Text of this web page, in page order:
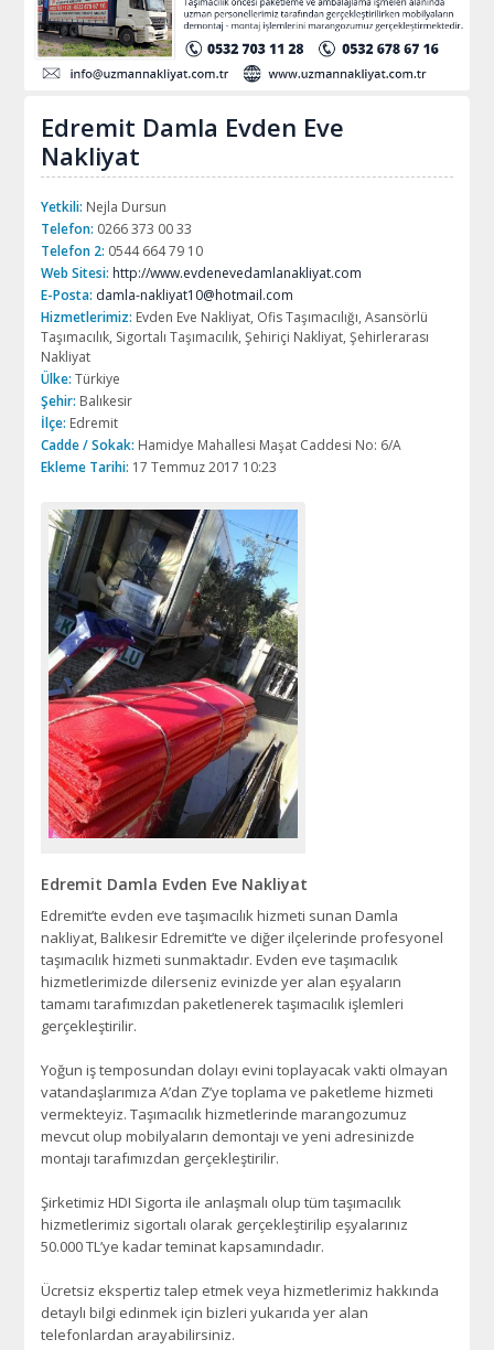
Edremit Damla Evden Eve
Nakliyat
Yetkili: Nejla Dursun
Telefon: 0266 373 00 33
Telefon 2: 0544 664 79 10
Web Sitesi: http://www.evdenevedamlanakliyat.com
E-Posta: damla-nakliyat10@hotmail.com
Hizmetlerimiz: Evden Eve Nakliyat, Ofis Taşımacılığı, Asansörlü
Taşımacılık, Sigortalı Taşımacılık, Şehiriçi Nakliyat, Şehirlerarası
Nakliyat
Ülke: Türkiye
Şehir: Balıkesir
İlçe: Edremit
Cadde / Sokak: Hamidye Mahallesi Maşat Caddesi No: 6/A
Ekleme Tarihi: 17 Temmuz 2017 10:23
Edremit Damla Evden Eve Nakliyat
Edremit’te evden eve taşımacılık hizmeti sunan Damla
nakliyat, Balıkesir Edremit’te ve diğer ilçelerinde profesyonel
taşımacılık hizmeti sunmaktadır. Evden eve taşımacılık
hizmetlerimizde dilerseniz evinizde yer alan eşyaların
tamamı tarafımızdan paketlenerek taşımacılık işlemleri
gerçekleştirilir.
Yoğun iş temposundan dolayı evini toplayacak vakti olmayan
vatandaşlarımıza A’dan Z’ye toplama ve paketleme hizmeti
vermekteyiz. Taşımacılık hizmetlerinde marangozumuz
mevcut olup mobilyaların demontajı ve yeni adresinizde
montajı tarafımızdan gerçekleştirilir.
Şirketimiz HDI Sigorta ile anlaşmalı olup tüm taşımacılık
hizmetlerimiz sigortalı olarak gerçekleştirilip eşyalarınız
50.000 TL’ye kadar teminat kapsamındadır.
Ücretsiz ekspertiz talep etmek veya hizmetlerimiz hakkında
detaylı bilgi edinmek için bizleri yukarıda yer alan
telefonlardan arayabilirsiniz.